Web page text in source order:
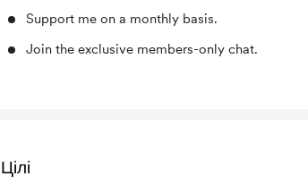
Support me on a monthly basis.
Join the exclusive members-only chat.
Цілі